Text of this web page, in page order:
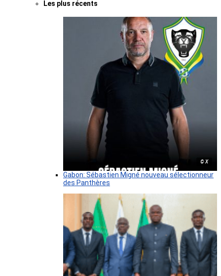
Les plus récents
© X
Gabon: Sébastien Migné nouveau sélectionneur
des Panthères